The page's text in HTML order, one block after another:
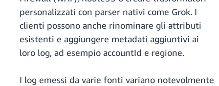
personalizzati con parser nativi come Grok. I
clienti possono anche rinominare gli attributi
esistenti e aggiungere metadati aggiuntivi ai
loro log, ad esempio accountId e regione.
I log emessi da varie fonti variano notevolmente